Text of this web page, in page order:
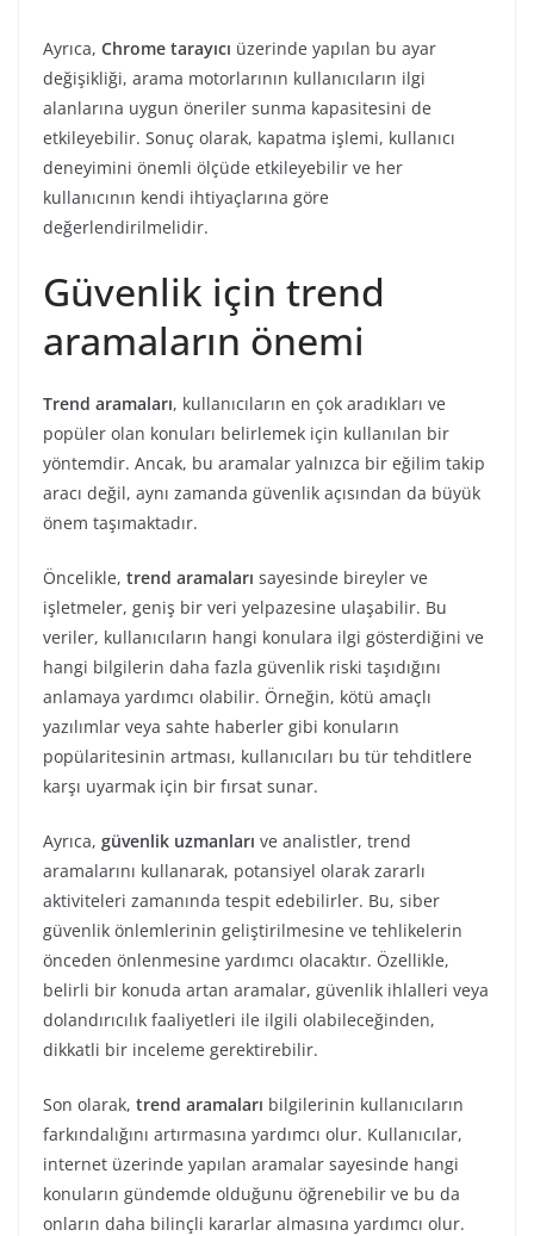
Ayrıca, Chrome tarayıcı üzerinde yapılan bu ayar
değişikliği, arama motorlarının kullanıcıların ilgi
alanlarına uygun öneriler sunma kapasitesini de
etkileyebilir. Sonuç olarak, kapatma işlemi, kullanıcı
deneyimini önemli ölçüde etkileyebilir ve her
kullanıcının kendi ihtiyaçlarına göre
değerlendirilmelidir.
Güvenlik için trend
aramaların önemi
Trend aramaları, kullanıcıların en çok aradıkları ve
popüler olan konuları belirlemek için kullanılan bir
yöntemdir. Ancak, bu aramalar yalnızca bir eğilim takip
aracı değil, aynı zamanda güvenlik açısından da büyük
önem taşımaktadır.
Öncelikle, trend aramaları sayesinde bireyler ve
işletmeler, geniş bir veri yelpazesine ulaşabilir. Bu
veriler, kullanıcıların hangi konulara ilgi gösterdiğini ve
hangi bilgilerin daha fazla güvenlik riski taşıdığını
anlamaya yardımcı olabilir. Örneğin, kötü amaçlı
yazılımlar veya sahte haberler gibi konuların
popülaritesinin artması, kullanıcıları bu tür tehditlere
karşı uyarmak için bir fırsat sunar.
Ayrıca, güvenlik uzmanları ve analistler, trend
aramalarını kullanarak, potansiyel olarak zararlı
aktiviteleri zamanında tespit edebilirler. Bu, siber
güvenlik önlemlerinin geliştirilmesine ve tehlikelerin
önceden önlenmesine yardımcı olacaktır. Özellikle,
belirli bir konuda artan aramalar, güvenlik ihlalleri veya
dolandırıcılık faaliyetleri ile ilgili olabileceğinden,
dikkatli bir inceleme gerektirebilir.
Son olarak, trend aramaları bilgilerinin kullanıcıların
farkındalığını artırmasına yardımcı olur. Kullanıcılar,
internet üzerinde yapılan aramalar sayesinde hangi
konuların gündemde olduğunu öğrenebilir ve bu da
onların daha bilinçli kararlar almasına yardımcı olur.